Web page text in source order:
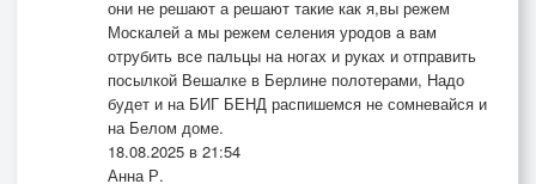
они не решают а решают такие как я,вы режем
Москалей а мы режем селения уродов а вам
отрубить все пальцы на ногах и руках и отправить
посылкой Вешалке в Берлине полотерами, Надо
будет и на БИГ БЕНД распишемся не сомневайся и
на Белом доме.
18.08.2025 в 21:54
Анна Р.